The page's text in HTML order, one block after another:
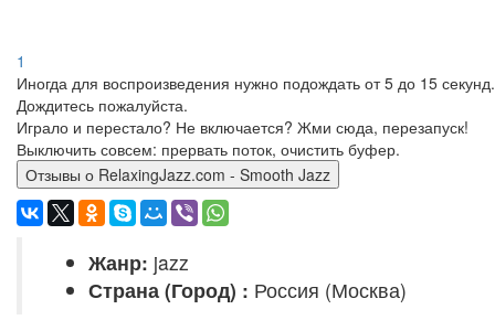
1
Иногда для воспроизведения нужно подождать от 5 до 15 секунд.
Дождитесь пожалуйста.
Играло и перестало? Не включается? Жми сюда, перезапуск!
Выключить совсем: прервать поток, очистить буфер.
Отзывы о RelaxingJazz.com - Smooth Jazz
Жанр: jazz
Страна (Город) : Россия (Москва)